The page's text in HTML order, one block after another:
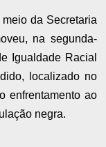
da Secretaria
na segunda-
Igualdade Racial
localizado no
enfrentamento ao
negra.